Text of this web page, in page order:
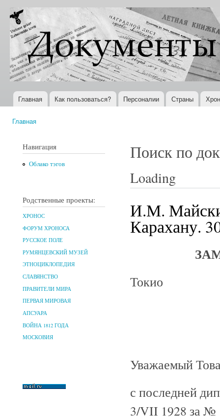
Документы
XX века
Всемирная
история в
Интернете
Главное меню
Главная Как пользоваться? Персоналии Страны
Главная
Навигация
Облако тэгов
Родственные проекты:
ХРОНОС
ФОРУМ ХРОНОСА
РУССКОЕ ПОЛЕ
РУМЯНЦЕВСКИЙ МУЗЕЙ
ЭТНОЦИКЛОПЕДИЯ
СЛАВЯНСТВО
ПРАВИТЕЛИ МИРА
ПЕРВАЯ МИРОВАЯ
АПСУАРА
ВОЙНА 1812 ГОДА
МОСКОВИЯ
Поиск по
Loading
И.М.
Карахану.
Токио
Уважаемый
с последней
3/VII 1928 за №